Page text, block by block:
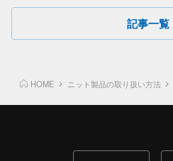
記事一覧
HOME ニット製品の取り扱い方法